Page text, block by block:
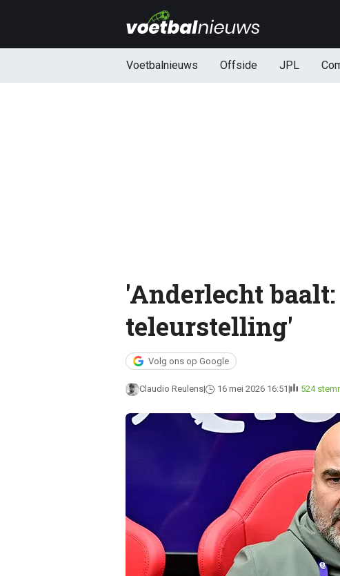
Voetbalnieuws Offside JPL
'Anderlecht
teleurstelling'
Volg ons op Google
Claudio Reulens 16 mei 2026 16:51 524